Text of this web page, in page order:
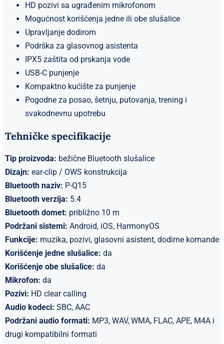
HD pozivi sa ugrađenim mikrofonom
Mogućnost korišćenja jedne ili obe slušalice
Upravljanje dodirom
Podrška za glasovnog asistenta
IPX5 zaštita od prskanja vode
USB-C punjenje
Kompaktno kućište za punjenje
Pogodne za posao, šetnju, putovanja, trening i
svakodnevnu upotrebu
Tehničke specifikacije
Tip proizvoda: bežične Bluetooth slušalice
Dizajn: ear-clip / OWS konstrukcija
Bluetooth naziv: P-Q15
Bluetooth verzija: 5.4
Bluetooth domet: približno 10 m
Podržani sistemi: Android, iOS, HarmonyOS
Funkcije: muzika, pozivi, glasovni asistent, dodirne komande
Korišćenje jedne slušalice: da
Korišćenje obe slušalice: da
Mikrofon: da
Pozivi: HD clear calling
Audio kodeci: SBC, AAC
Podržani audio formati: MP3, WAV, WMA, FLAC, APE, M4A i
drugi kompatibilni formati